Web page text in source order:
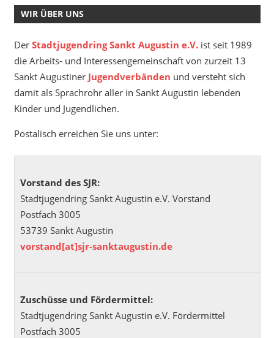
WIR ÜBER UNS
Der Stadtjugendring Sankt Augustin e.V.ist seit 1989
die Arbeits- und Interessengemeinschaft von zurzeit 13
Sankt Augustiner Jugendverbänden und versteht sich
damit als Sprachrohr aller in Sankt Augustin lebenden
Kinder und Jugendlichen.
Postalisch erreichen Sie uns unter:
Vorstand des SJR:
Stadtjugendring Sankt Augustin e.V. Vorstand
Postfach 3005
53739 Sankt Augustin
vorstand[at]sjr-sanktaugustin.de
Zuschüsse und Fördermittel:
Stadtjugendring Sankt Augustin e.V. Fördermittel
Postfach 3005